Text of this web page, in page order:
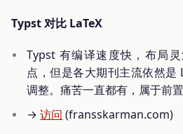
Typst 对比 LaTeX
Typst 有编译速度快，布局
点，但是各大期刊主流依然是
调整。痛苦一直都有，属于前
→访问 (fransskarman.com)